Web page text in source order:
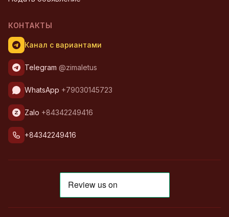
КОНТАКТЫ
Канал с вариантами
Telegram @zimaletus
WhatsApp +79030145723
Zalo +84342249416
+84342249416